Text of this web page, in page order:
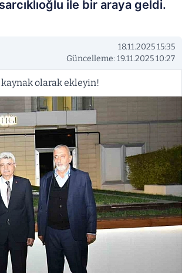
ile bir araya geldi.
18.11.2025 15:35
Güncelleme: 19.11.2025 10:27
olarak ekleyin!